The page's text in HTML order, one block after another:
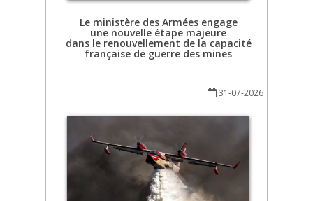
Le ministère des Armées engage
une nouvelle étape majeure
dans le renouvellement de la capacité
française de guerre des mines
31-07-2026